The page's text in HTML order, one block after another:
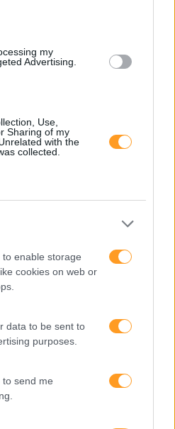
my
Advertising.
Use,
Sharing of my
with the
collected.
enable storage
cookies on web or
data to be sent to
purposes.
to send me
a escuta
reter talento,
líderes é
base em
dados